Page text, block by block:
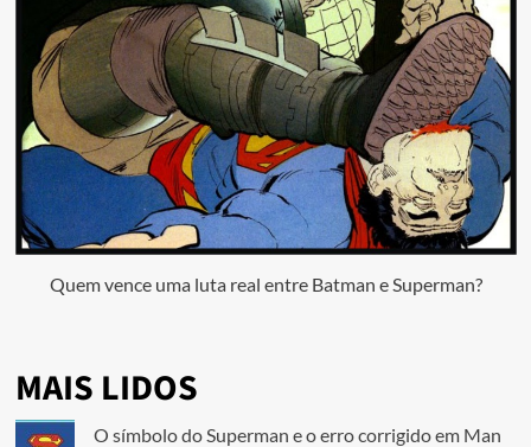
Quem vence uma luta real entre Batman e Superman?
MAIS LIDOS
O símbolo do Superman e o erro corrigido em Man